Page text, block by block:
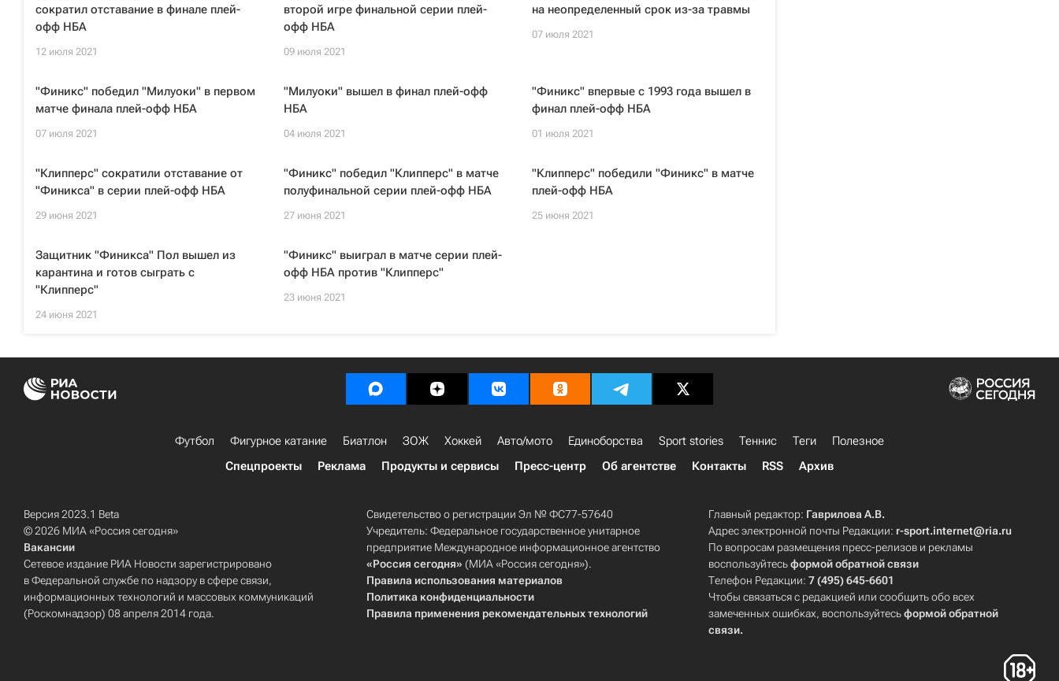
сократил отставание в финале плей-
офф НБА
12 июля 2021
второй игре финальной серии плей-
офф НБА
09 июля 2021
на неопределенный срок из-за травмы
07 июля 2021
"Финикс" победил "Милуоки" в первом
матче финала плей-офф НБА
07 июля 2021
"Милуоки" вышел в финал плей-офф
НБА
04 июля 2021
"Финикс" впервые с 1993 года вышел в
финал плей-офф НБА
01 июля 2021
"Клипперс" сократили отставание от
"Финикса" в серии плей-офф НБА
29 июня 2021
"Финикс" победил "Клипперс" в матче
полуфинальной серии плей-офф НБА
27 июня 2021
"Клипперс" победили "Финикс" в матче
плей-офф НБА
25 июня 2021
Защитник "Финикса" Пол вышел из
карантина и готов сыграть с
"Клипперс"
24 июня 2021
"Финикс" выиграл в матче серии плей-
офф НБА против "Клипперс"
23 июня 2021
Футбол Фигурное катание Биатлон ЗОЖ Хоккей Авто/мото Единоборства Sport stories Теннис Теги
Полезное
Спецпроекты
Реклама Продукты и сервисы Пресс-центр Об агентстве Контакты RSS Архив
Версия 2023.1 Beta
© 2026 МИА «Россия сегодня»
Вакансии
Сетевое издание РИА Новости зарегистрировано
в Федеральной службе по надзору в сфере связи,
информационных технологий и массовых коммуникаций
(Роскомнадзор) 08 апреля 2014 года.
Свидетельство о регистрации Эл № ФС77-57640
Учредитель: Федеральное государственное унитарное
предприятие Международное информационное агентство
«Россия сегодня» (МИА «Россия сегодня»).
Правила использования материалов
Политика конфиденциальности
Правила применения рекомендательных технологий
Главный редактор: Гаврилова А.В.
Адрес электронной почты Редакции: r-sport.internet@ria.ru
По вопросам размещения пресс-релизов и рекламы
воспользуйтесьформой обратной связи
Телефон Редакции:7 (495) 645-6601
Чтобы связаться с редакцией или сообщить обо всех
замеченных ошибках, воспользуйтесьформой обратной
связи.